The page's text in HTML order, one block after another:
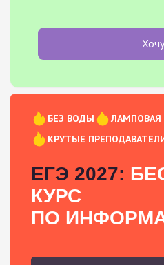
БЕЗ ВОДЫ
КРУТЫЕ
ЕГЭ 2027:
КУРС
ПО